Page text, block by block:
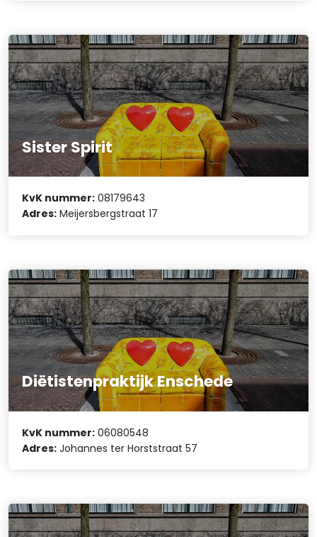
Sister Spirit
KvK nummer: 08179643
Adres: Meijersbergstraat 17
Diëtistenpraktijk Enschede
KvK nummer: 06080548
Adres: Johannes ter Horststraat 57